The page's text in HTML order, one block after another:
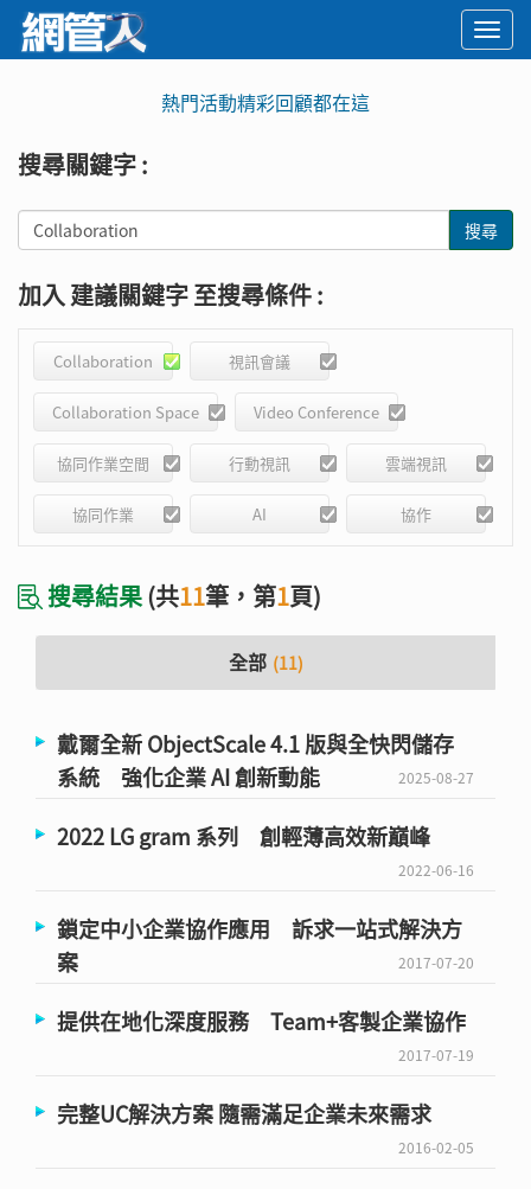
熱門活動精彩回顧都在這
搜尋關鍵字 :
新
增
搜
尋
搜尋
加入 建議關鍵字 至搜尋條件 :
Collaboration 視訊會議
Collaboration Space Video Conference
協同作業空間 行動視訊 雲端視訊
協同作業 AI 協作
搜尋結果(共11筆，第1頁)
全部 (11)
戴爾全新 ObjectScale 4.1 版與全快閃儲存
系統 強化企業 AI 創新動能
2025-08-27
2022 LG gram 系列 創輕薄高效新巔峰
2022-06-16
鎖定中小企業協作應用 訴求一站式解決方
案
2017-07-20
提供在地化深度服務 Team+客製企業協作
2017-07-19
完整UC解決方案 隨需滿足企業未來需求
2016-02-05